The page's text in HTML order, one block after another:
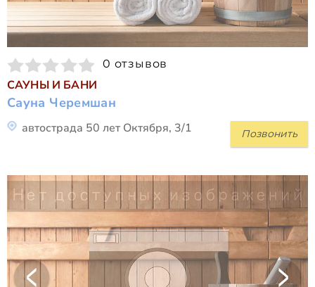
0 отзывов
САУНЫ И БАНИ
Сауна Черемшан
Позвонить
автострада 50 лет Октября, 3/1